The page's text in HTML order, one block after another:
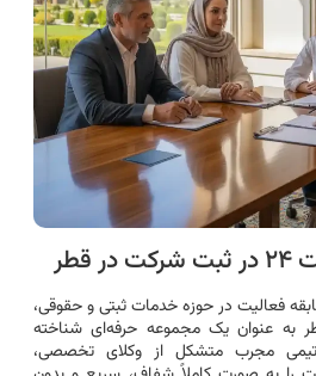
از ۱۵ سال سابقه فعالیت در حوزه خدمات ثبتی و حقوقی،
به عنوان یک مجموعه حرفه‌ای شناخته
مجرب متشکل از وکلای تخصصی،